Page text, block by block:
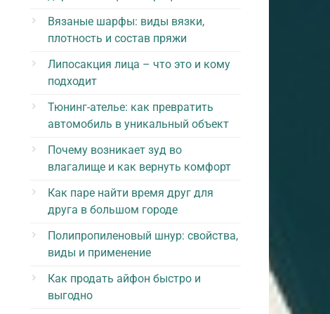
Вязаные шарфы: виды вязки,
плотность и состав пряжи
Липосакция лица – что это и кому
подходит
Тюнинг-ателье: как превратить
автомобиль в уникальный объект
Почему возникает зуд во
влагалище и как вернуть комфорт
Как паре найти время друг для
друга в большом городе
Полипропиленовый шнур: свойства,
виды и применение
Как продать айфон быстро и
выгодно